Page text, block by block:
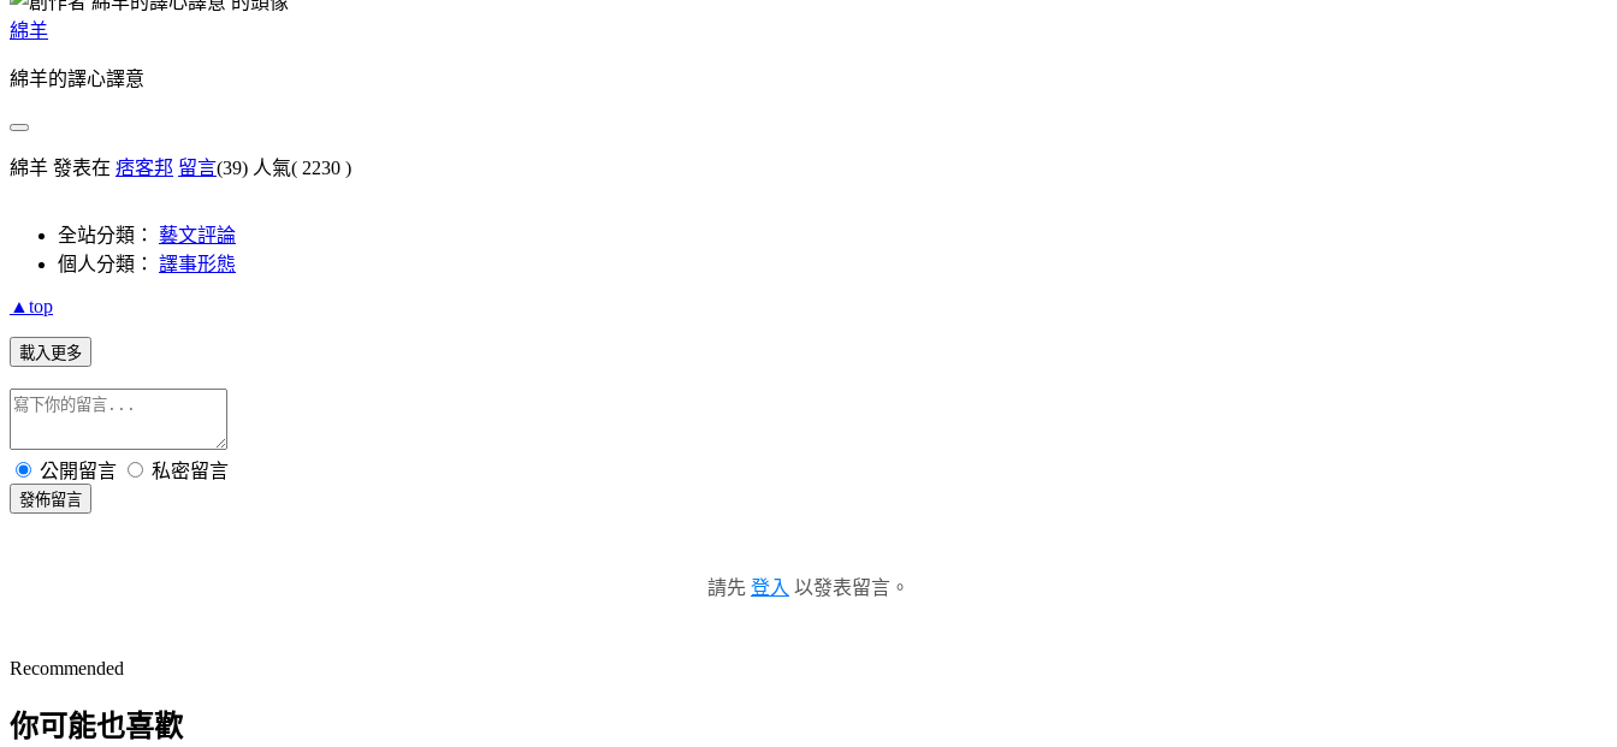
綿羊
綿羊的譯心譯意
綿羊 發表在 痞客邦 留言(39) 人氣( 2230 )
全站分類： 藝文評論
個人分類： 譯事形態
▲top
載入更多
公開留言 私密留言
發佈留言
請先 登入 以發表留言。
Recommended
你可能也喜歡